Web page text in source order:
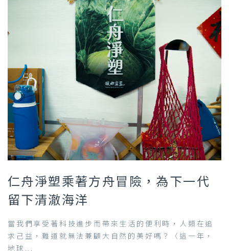
仁舟淨塑乘著方舟冒險，為下一代
留下清澈海洋
當我們享受著科技進步而帶來生活的便利時，人類在追
求己益，難道就無法兼顧大自然的美好嗎？〈這一年，
地球...